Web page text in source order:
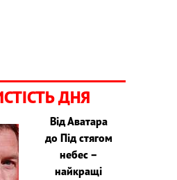
ДНЯ
Від Аватара
до Під стягом
небес –
найкращі